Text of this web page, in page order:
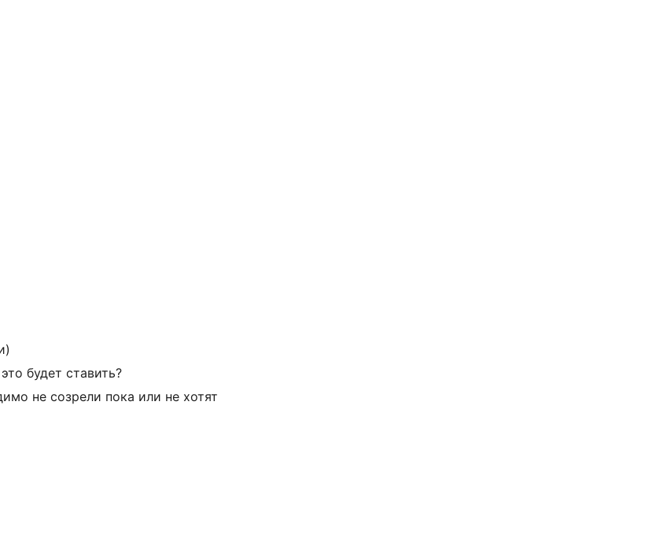
будет ставить?
не созрели пока или не хотят